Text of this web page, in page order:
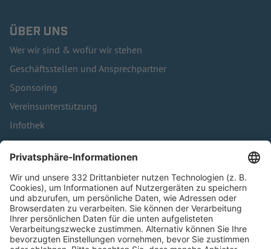
ÜBER UNS
Wer wir sind & wofür wir stehen
Geschäftsstellen und Ansprechpartner
Sponsoring
Vereinsunterstützung
Infothek
Kontakt
HÄUFIG BESUCHTE SEITEN
Pässe und Vereinswechsel
Trainerausbildung
Schulungsangebot Vereinsmitarbeiter